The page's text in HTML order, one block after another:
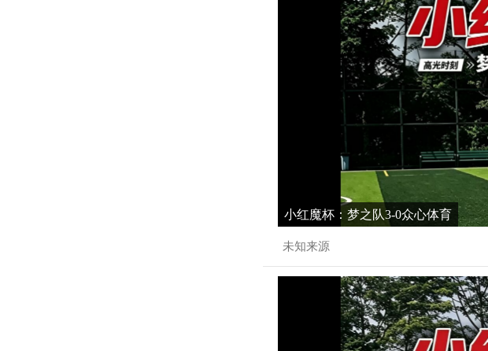
小红魔杯：梦之队3-0众心体育
未知来源